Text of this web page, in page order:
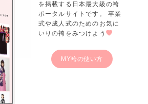
を掲載する日本最大級の袴
ポータルサイトです。 卒業
式や成人式のためのお気に
いりの袴をみつけよう
MY袴の使い方